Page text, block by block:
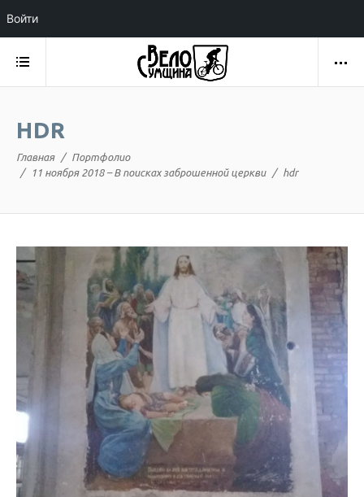
HDR
Главная
Портфолио
11 ноября 2018 – В поисках заброшенной церкви
hdr
Войти